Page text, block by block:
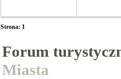
Strona: 1
Forum
Miasta